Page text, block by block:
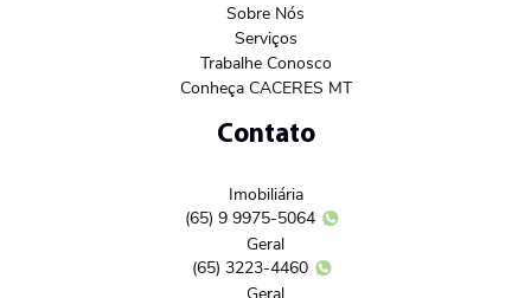
Sobre Nós
Serviços
Trabalhe Conosco
Conheça CACERES MT
Contato
Imobiliária
(65) 9 9975-5064
Geral
(65) 3223-4460
Geral